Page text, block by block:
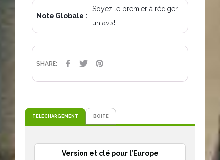
Note Globale :
Soyez le premier à rédiger
un avis!
SHARE: PARTAGER
TWEET
TÉLÉCHARGEMENT BOÎTE
Version et clé pour l’Europe